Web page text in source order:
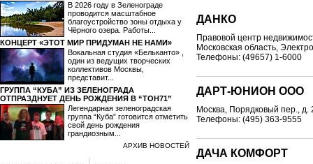
В 2026 году в Зеленограде
проводится масштабное
благоустройство зоны отдыха у
Чёрного озера. Работы...
КОНЦЕРТ «ЭТОТ МИР ПРИДУМАН НЕ НАМИ»
Вокальная студия «Бельканто» ,
один из ведущих творческих
коллективов Москвы,
представит...
ГРУППА “КУБА” ИЗ ЗЕЛЕНОГРАДА
ОТПРАЗДНУЕТ ДЕНЬ РОЖДЕНИЯ В “ТОН71”
Легендарная зеленоградская
группа “Куба” готовится отметить
свой день рождения
грандиозным...
АРХИВ НОВОСТЕЙ
ДАНКО
Правовой центр
Московская область,
Телефоны: (49657) 1-6000
ДАРТ-ЮНИОН OOO
Москва, Порядковый пер., д.
Телефоны: (495) 363-9555
ДАЧА КОМФОРТ